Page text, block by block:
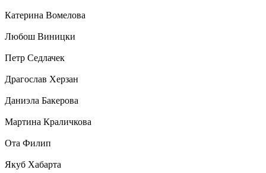
Катерина Вомелова
Любош Виницки
Петр Седлачек
Драгослав Херзан
Даниэла Бакерова
Мартина Краличкова
Ота Филип
Якуб Хабарта